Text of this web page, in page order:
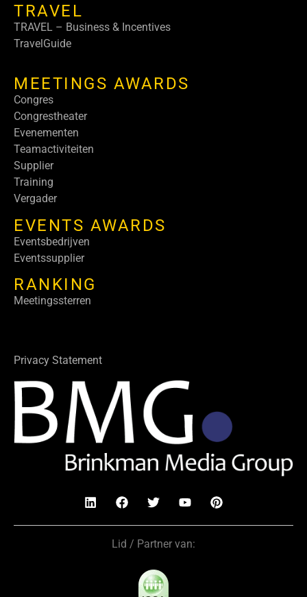
TRAVEL
TRAVEL – Business & Incentives
TravelGuide
MEETINGS AWARDS
Congres
Congrestheater
Evenementen
Teamactiviteiten
Supplier
Training
Vergader
EVENTS AWARDS
Eventsbedrijven
Eventssupplier
RANKING
Meetingssterren
Privacy Statement
Lid / Partner van: